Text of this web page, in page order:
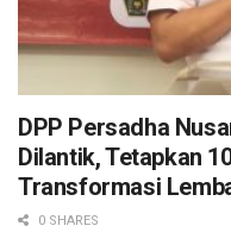
DPP Persadha
Dilantik, Tetapkan
Transformasi
0 SHARES